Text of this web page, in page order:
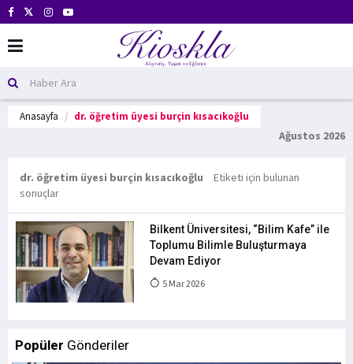
Anasayfa dr. öğretim üyesi burçin kısacıkoğlu
Ağustos 2026
dr. öğretim üyesi burçin kısacıkoğlu
Etiketi için bulunan
sonuçlar
Bilkent Üniversitesi, “Bilim Kafe” ile
Toplumu Bilimle Buluşturmaya
Devam Ediyor
5 Mar 2026
Popüler Gönderiler